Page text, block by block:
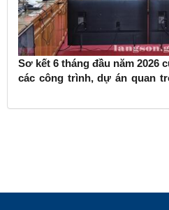
Sơ kết 6 tháng đầu năm 2026
các công trình, dự án quan